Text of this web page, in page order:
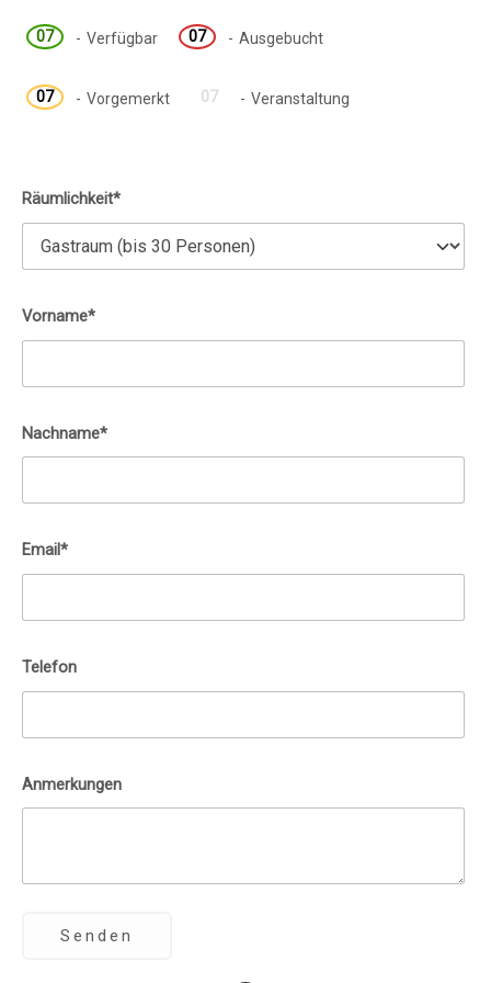
07 - Verfügbar 07 - Ausgebucht
07 - Vorgemerkt 07 - Veranstaltung
Räumlichkeit*
Vorname*
Nachname*
Email*
Telefon
Anmerkungen